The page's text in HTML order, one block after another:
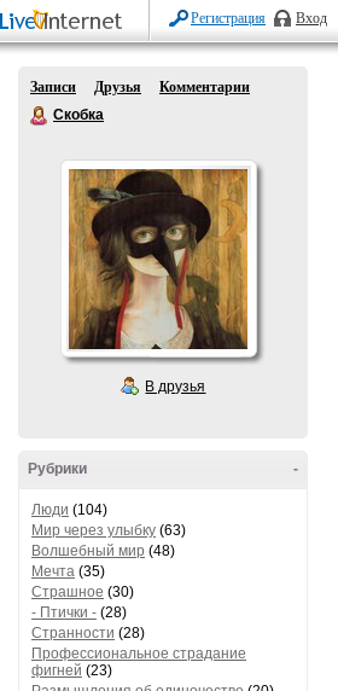
Регистрация Вход
Записи Друзья
Комментарии
Скобка
В друзья
-
Рубрики
Люди (104)
Мир через улыбку (63)
Волшебный мир (48)
Мечта (35)
Страшное (30)
- Птички - (28)
Странности (28)
Профессиональное страдание
фигней (23)